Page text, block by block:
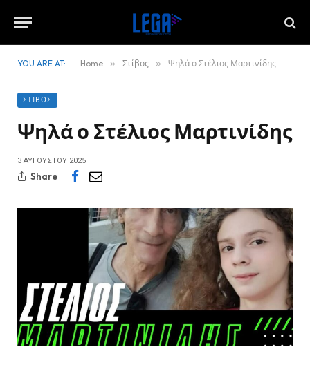
YOU ARE AT: Home » Στίβος » Ψηλά ο Στέλιος Μαρτινίδης
ΣΤΊΒΟΣ
Ψηλά ο Στέλιος Μαρτινίδης
3 ΑΥΓΟΎΣΤΟΥ 2025
Share